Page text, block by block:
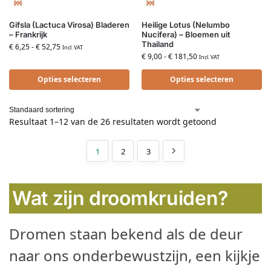
Gifsla (Lactuca Virosa) Bladeren
– Frankrijk
€6,25-€52,75 Incl. VAT
Opties selecteren
Heilige Lotus (Nelumbo
Nucifera) – Bloemen uit
Thailand
€9,00-€ 181,50 Incl. VAT
Opties selecteren
Resultaat 1–12 van de 26 resultaten wordt getoond
1 2 3
Wat zijn droomkruiden?
Dromen staan bekend als de deur
naar ons onderbewustzijn, een kijkje